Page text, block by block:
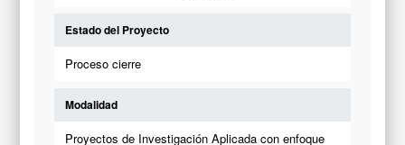
Estado del Proyecto
Proceso cierre
Modalidad
Proyectos de Investigación Aplicada con enfoque